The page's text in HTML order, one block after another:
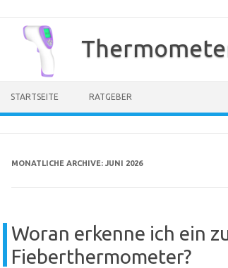
springen
STARTSEITE RATGEBER
MONATLICHE ARCHIVE: JUNI 2026
Woran erkenne ich ein
Fieberthermometer?